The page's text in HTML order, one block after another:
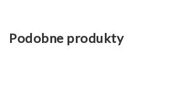
Podobne produkty